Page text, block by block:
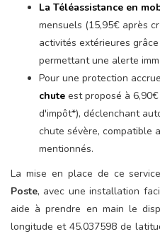
La Téléassistance en
mensuels (15,95€ après
activités extérieures
permettant une alerte
Pour une protection
chute est proposé à
d'impôt*), déclenchant
chute sévère, compatible
mentionnés.
La mise en place de ce
Poste, avec une installation
aide à prendre en main le
longitude et 45.037598 de